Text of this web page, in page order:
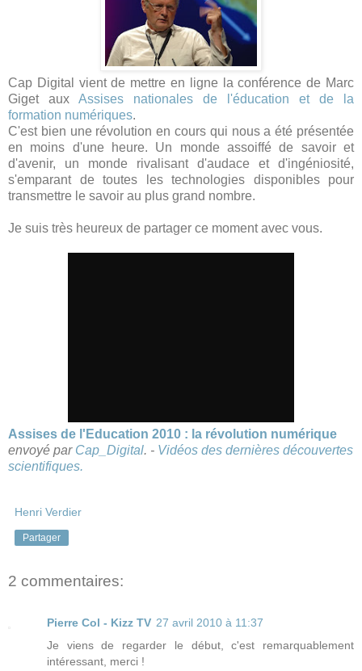
Cap Digital vient de mettre en ligne la conférence de Marc
Giget aux Assises nationales de l'éducation et de la
formation numériques.
C'est bien une révolution en cours qui nous a été présentée
en moins d'une heure. Un monde assoiffé de savoir et
d'avenir, un monde rivalisant d'audace et d'ingéniosité,
s'emparant de toutes les technologies disponibles pour
transmettre le savoir au plus grand nombre.
Je suis très heureux de partager ce moment avec vous.
Assises de l'Education 2010 : la révolution numérique
envoyé par Cap_Digital. - Vidéos des dernières découvertes
scientifiques.
Henri Verdier
Partager
2 commentaires:
Pierre Col - Kizz TV 27 avril 2010 à 11:37
Je viens de regarder le début, c'est remarquablement
intéressant, merci !